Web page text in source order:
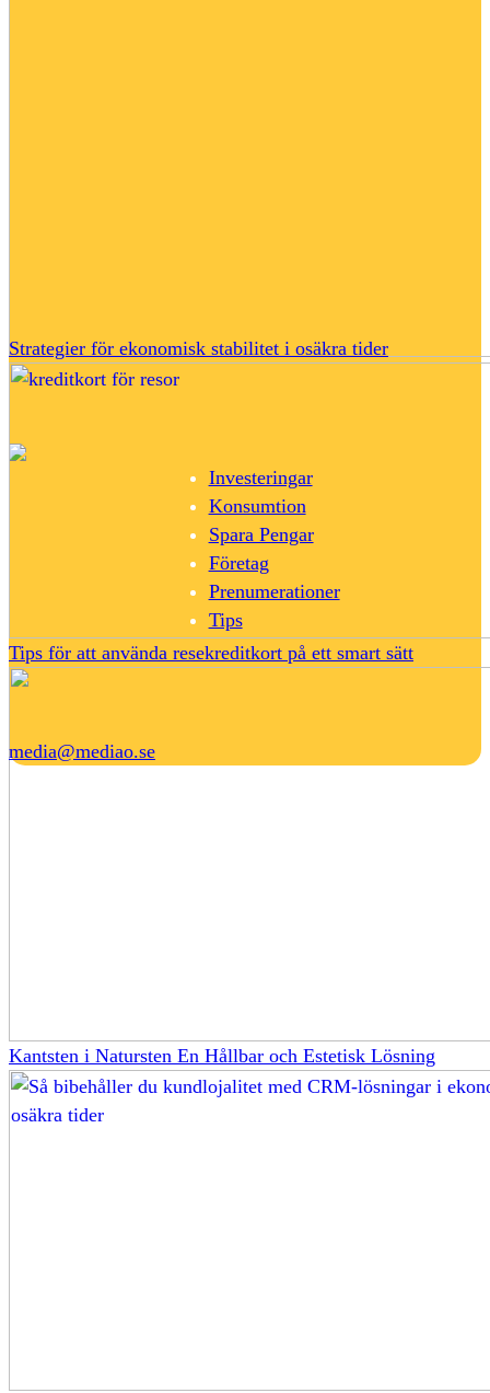
Strategier för ekonomisk stabilitet i osäkra tider
Tips för att använda resekreditkort på ett smart sätt
Kantsten i Natursten En Hållbar och Estetisk Lösning
Investeringar
Konsumtion
Spara Pengar
Företag
Prenumerationer
Tips
media@mediao.se